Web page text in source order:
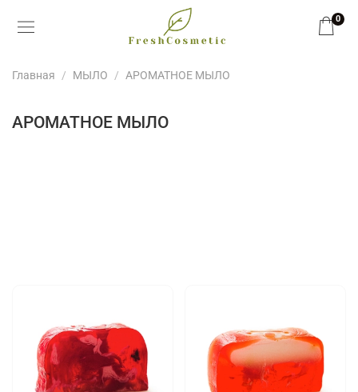
0
Главная МЫЛО АРОМАТНОЕ МЫЛО
АРОМАТНОЕ МЫЛО